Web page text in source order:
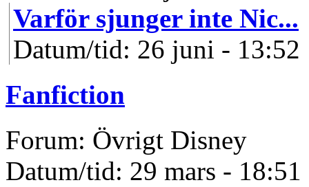
Varför sjunger inte Nic...
Datum/tid: 26 juni - 13:52
Fanfiction
Forum: Övrigt Disney
Datum/tid: 29 mars - 18:51